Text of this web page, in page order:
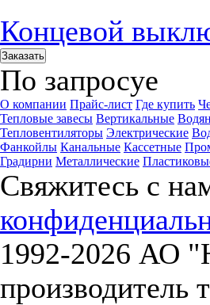
Концевой
Заказать
По запросуе
О компании Прайс-лист Где купить
Тепловые завесы Вертикальные
Тепловентиляторы Электрические
Фанкойлы Канальные Кассетные
Градирни Металлические
Свяжитесь с
1992-2026 АО
производитель